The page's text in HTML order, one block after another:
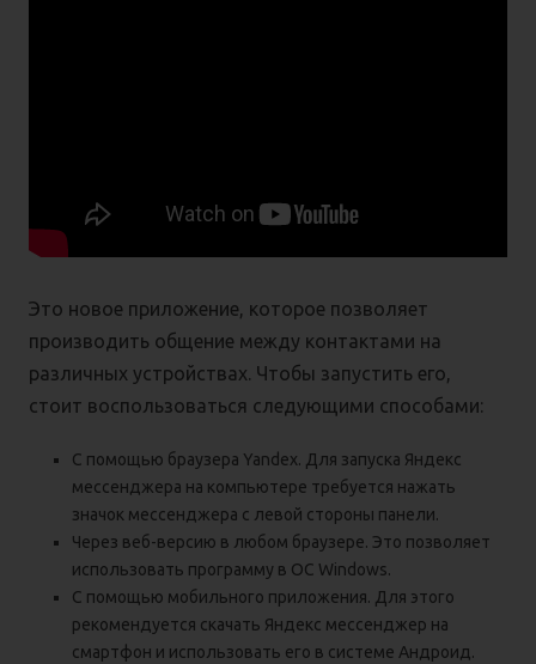
Это новое приложение, которое позволяет
производить общение между контактами на
различных устройствах. Чтобы запустить его,
стоит воспользоваться следующими способами:
С помощью браузера Yandex. Для запуска Яндекс
мессенджера на компьютере требуется нажать
значок мессенджера с левой стороны панели.
Через веб-версию в любом браузере. Это позволяет
использовать программу в ОС Windows.
С помощью мобильного приложения. Для этого
рекомендуется скачать Яндекс мессенджер на
смартфон и использовать его в системе Андроид.